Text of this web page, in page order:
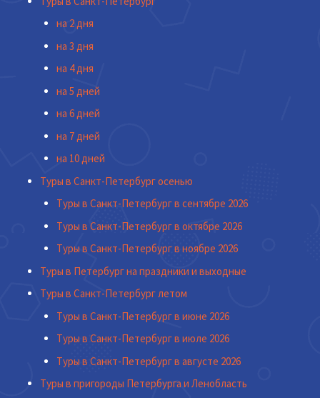
на 2 дня
на 3 дня
на 4 дня
на 5 дней
на 6 дней
на 7 дней
на 10 дней
Туры в Санкт-Петербург осенью
Туры в Санкт-Петербург в сентябре 2026
Туры в Санкт-Петербург в октябре 2026
Туры в Санкт-Петербург в ноябре 2026
Туры в Петербург на праздники и выходные
Туры в Санкт-Петербург летом
Туры в Санкт-Петербург в июне 2026
Туры в Санкт-Петербург в июле 2026
Туры в Санкт-Петербург в августе 2026
Туры в пригороды Петербурга и Ленобласть